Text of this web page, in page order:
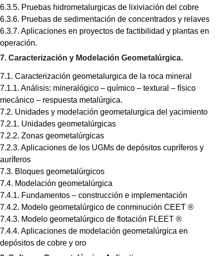
6.3.5. Pruebas hidrometalurgicas de lixiviación del cobre
6.3.6. Pruebas de sedimentación de concentrados y relaves
6.3.7. Aplicaciones en proyectos de factibilidad y plantas en
operación.
7. Caracterización y Modelación Geometalúrgica.
7.1. Caracterización geometalurgica de la roca mineral
7.1.1. Análisis: mineralógico – químico – textural – físico
mecánico – respuesta metalúrgica.
7.2. Unidades y modelación geometalurgica del yacimiento
7.2.1. Unidades geometalúrgicas
7.2.2. Zonas geometalúrgicas
7.2.3. Aplicaciones de los UGMs de depósitos cupríferos y
auríferos
7.3. Bloques geometalúrgicos
7.4. Modelación geometalúrgica
7.4.1. Fundamentos – construcción e implementación
7.4.2. Modelo geometalúrgico de conminución CEET ®
7.4.3. Modelo geometalúrgico de flotación FLEET ®
7.4.4. Aplicaciones de modelación geometalúrgica en
depósitos de cobre y oro